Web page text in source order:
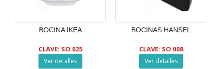
BOCINA IKEA
CLAVE: SO 025
Ver detalles
BOCINAS HANSEL
CLAVE: SO 008
Ver detalles